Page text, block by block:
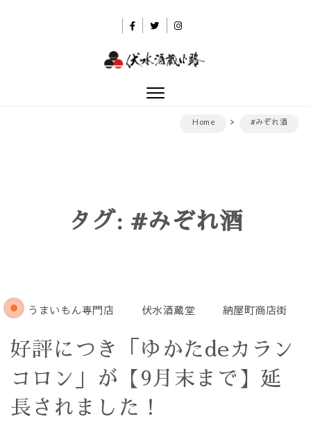
Toggle
Home
#みぞれ酒
タグ: #みぞれ酒
うまいもん専門店 伏水酒蔵堂 納屋町商店街
好評につき「ゆかたdeカラン
コロン」が【9月末まで】延
長されました！